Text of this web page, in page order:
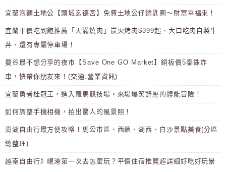
宜蘭泡麵土地公【頭城玄德宮】免費土地公仔鑰匙圈～財富幸福來！
宜蘭平價吃到飽推薦「天滿燒肉」炭火烤肉$399起、大口吃肉自製牛
丼、還有專屬停車場！
曼谷最不想分享的夜市【Save One GO Market】銅板價5泰銖炸
串，快帶你朋友來！(交通.營業資訊)
宜蘭勇者桂冠王，進入羅馬競技場，來場爆笑舒壓的體能冒險！
如何調整手機相機，拍出驚人的風景照！
澎湖自由行最方便攻略！馬公市區、西嶼、湖西、白沙景點美食(分區
總整理)
越南自由行》峴港第一次去怎麼玩？平價住宿推薦超詳細好吃好玩景